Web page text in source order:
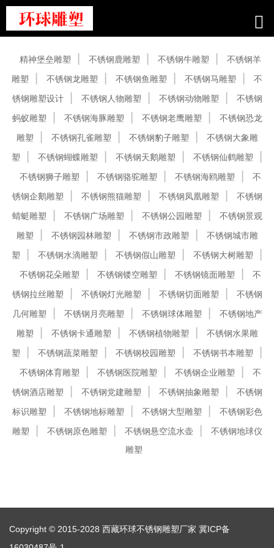
精神堡垒雕塑 不锈钢鹿雕塑 不锈钢牛雕塑
不锈钢羊
雕塑
不锈钢龙雕塑 不锈钢鱼雕塑 不锈钢马雕塑
不
锈钢雕塑设计
不锈钢人物雕塑 不锈钢动物雕塑
不锈钢
蚂蚁雕塑
不锈钢海豚雕塑 不锈钢老鹰雕塑
不锈钢恐龙
雕塑
不锈钢孔雀雕塑 不锈钢豹子雕塑
不锈钢大象雕
塑
不锈钢蝴蝶雕塑 不锈钢天鹅雕塑
不锈钢仙鹤雕塑
不锈钢狮子雕塑
不锈钢骆驼雕塑 不锈钢海鸥雕塑
不
锈钢企鹅雕塑
不锈钢熊猫雕塑 不锈钢凤凰雕塑
不锈钢
蜻蜓雕塑
不锈钢广场雕塑 不锈钢公园雕塑
不锈钢景观
雕塑
不锈钢园林雕塑 不锈钢市政雕塑
不锈钢城市雕
塑
不锈钢水滴雕塑 不锈钢假山雕塑
不锈钢大树雕塑
不锈钢花朵雕塑
不锈钢镂空雕塑 不锈钢镜面雕塑
不
锈钢拉丝雕塑
不锈钢灯光雕塑 不锈钢切面雕塑
不锈钢
几何雕塑
不锈钢月亮雕塑 不锈钢球体雕塑
不锈钢地产
雕塑
不锈钢卡通雕塑 不锈钢植物雕塑
不锈钢水果雕
塑
不锈钢蔬菜雕塑 不锈钢校园雕塑
不锈钢书本雕塑
不锈钢体育雕塑
不锈钢医院雕塑 不锈钢企业雕塑
不
锈钢酒店雕塑
不锈钢党建雕塑 不锈钢抽象雕塑
不锈钢
标识雕塑
不锈钢地标雕塑 不锈钢大型雕塑
不锈钢彩色
雕塑
不锈钢原色雕塑 不锈钢悬空流水壶
不锈钢地球仪
雕塑
Copyright © 2015-2028 西藏环球不锈钢雕塑厂家 冀ICP备